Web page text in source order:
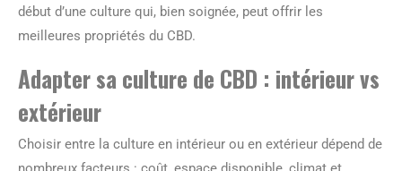
début d’une culture qui, bien soignée, peut offrir les
meilleures propriétés du CBD.
Adapter sa culture de CBD : intérieur vs
extérieur
Choisir entre la culture en intérieur ou en extérieur dépend de